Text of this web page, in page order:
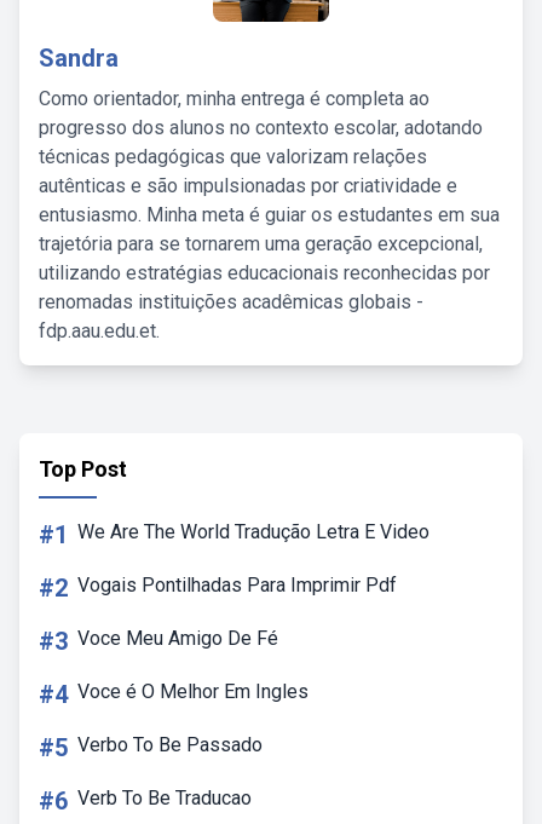
Sandra
Como orientador, minha entrega é completa ao
progresso dos alunos no contexto escolar, adotando
técnicas pedagógicas que valorizam relações
autênticas e são impulsionadas por criatividade e
entusiasmo. Minha meta é guiar os estudantes em sua
trajetória para se tornarem uma geração excepcional,
utilizando estratégias educacionais reconhecidas por
renomadas instituições acadêmicas globais -
fdp.aau.edu.et.
Top Post
#1 We Are The World Tradução Letra E Video
#2 Vogais Pontilhadas Para Imprimir Pdf
#3 Voce Meu Amigo De Fé
#4 Voce é O Melhor Em Ingles
#5 Verbo To Be Passado
#6 Verb To Be Traducao